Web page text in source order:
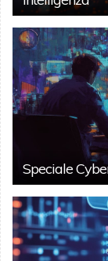
Speciale